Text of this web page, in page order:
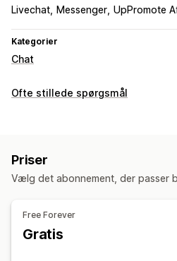
Livechat
Messenger UpPromote
Kategorier
Chat
Beskeder i realtid
Automatiske svar
Hurtige svar
Tilpasning
Ofte stillede spørgsmål
Priser
Vælg det abonnement, der passer
Free Forever
Gratis